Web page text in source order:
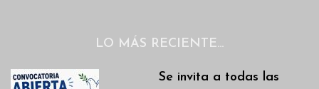
LO MÁS RECIENTE…
Se invita a todas las